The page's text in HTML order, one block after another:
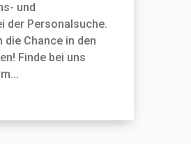
und
der Personal­suche.
Chance in den
Finde bei uns